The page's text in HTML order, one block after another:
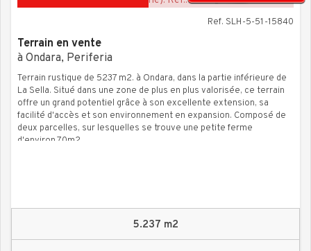
Ref. SLH-5-51-15840
Terrain en vente
à Ondara, Periferia
Terrain rustique de 5237 m2. à Ondara, dans la partie inférieure de
La Sella. Situé dans une zone de plus en plus valorisée, ce terrain
offre un grand potentiel grâce à son excellente extension, sa
facilité d'accès et son environnement en expansion. Composé de
deux parcelles, sur lesquelles se trouve une petite ferme
d'environ 70m2.
5.237 m2